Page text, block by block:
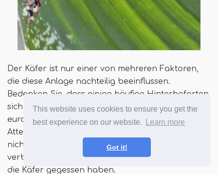
This website uses cookies to ensure you get the
best experience on our website.
Learn more
Got it!
Der Käfer ist nur einer von mehreren Faktoren,
die diese Anlage nachteilig beeinflussen.
Bedenken Sie, dass einige häufige Hinterhofarten
sich von den Käfern ernähren, darunter
europäische Sternen, Spinnen und
Attentäterwanzen. Sie scheinen normalerweise
nicht genug zu tun, um das Problem erheblich zu
verbessern, aber sie wurden beobachtet, wie sie
die Käfer gegessen haben.